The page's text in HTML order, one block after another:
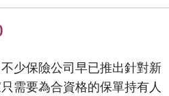
少保險公司早已推出針對新
需要為合資格的保單持有人